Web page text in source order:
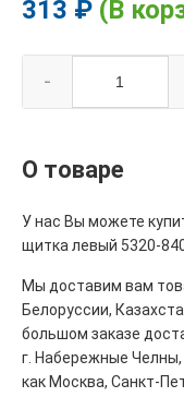
313 ₽ (В
-
О товаре
У нас Вы можете
щитка левый 5320-
Мы доставим вам
Белоруссии,
большом заказе
г. Набережные Челны,
как Москва, Санкт-